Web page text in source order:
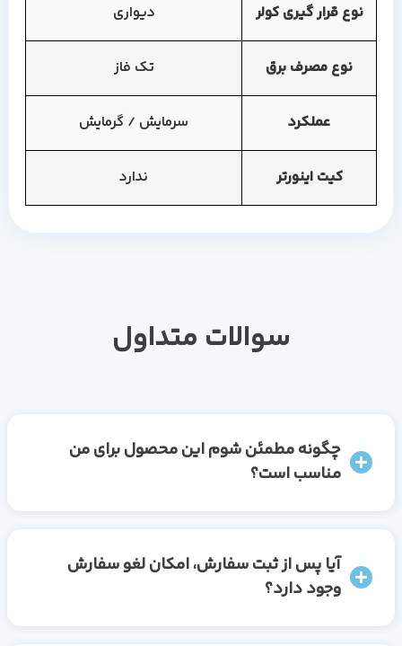
نوع قرار گیری کولر دیواری
نوع مصرف برق تک فاز
عملکرد سرمایش / گرمایش
کیت اینورتر
سوالات متداول
چگونه مطمئن شوم این محصول برای من
مناسب است؟
آیا پس از ثبت سفارش، امکان لغو سفارش
وجود دارد؟